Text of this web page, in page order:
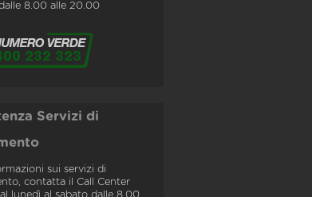
8.00 alle 20.00
Servizi di
sui servizi di
contatta il Call Center